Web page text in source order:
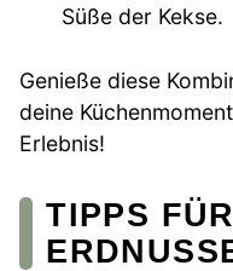
Süße der Kekse.
Genieße diese
deine
Erlebnis!
TIPPS